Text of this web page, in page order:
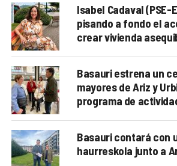
Isabel Cadaval (PSE-
pisando a fondo el
crear vivienda
Basauri estrena un
mayores de Ariz y
programa de
Basauri contará con
haurreskola junto a